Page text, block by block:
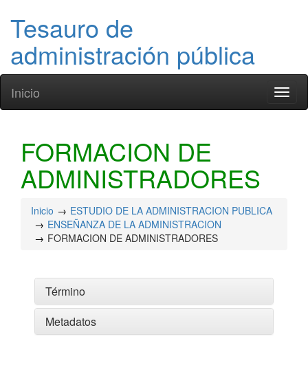
Tesauro de
administración pública
Inicio
FORMACION DE
ADMINISTRADORES
Inicio
ESTUDIO DE LA ADMINISTRACION PUBLICA
ENSEÑANZA DE LA ADMINISTRACION
FORMACION DE ADMINISTRADORES
Término
Metadatos